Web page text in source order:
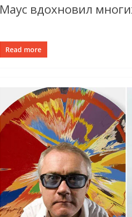
Маус вдохновил
Read more